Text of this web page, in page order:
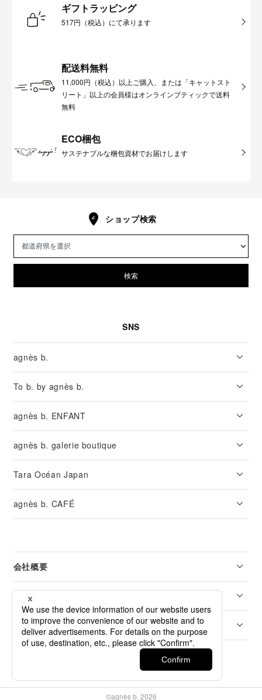
ギフトラッピング
517円（税込）にて承ります
配送料無料
11,000円（税込）以上ご購入、または「キャットスト
リート」以上の会員様はオンラインブティックで送料
無料
ECO梱包
サステナブルな梱包資材でお届けします
ショップ検索
検索
SNS
agnès b.
To b. by agnès b.
agnès b. ENFANT
agnès b. galerie boutique
Tara Océan Japan
agnès b. CAFÉ
会社概要
リーガル
カスタマーサービス
©agnès b. 2026